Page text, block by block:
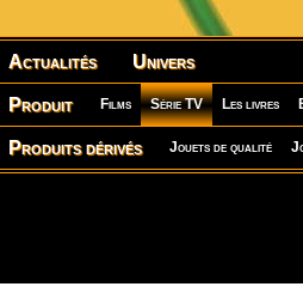
Actualités Univers
Produit Films Série TV Les livres
Produits dérivés Jouets de qualité